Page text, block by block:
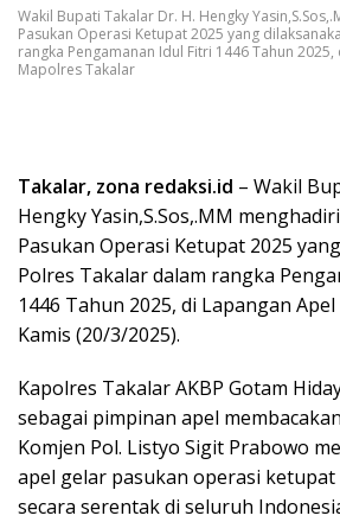
Wakil Bupati Takalar Dr. H. Hengky
Pasukan Operasi Ketupat 2025 yang
rangka Pengamanan Idul Fitri 1446 Tahun
Mapolres Takalar
Takalar, zona redaksi.id – Wakil
Hengky Yasin,S.Sos,.MM
Pasukan Operasi Ketupat 2025
Polres Takalar dalam rangka
1446 Tahun 2025, di Lapangan
Kamis (20/3/2025).
Kapolres Takalar AKBP Gotam
sebagai pimpinan apel
Komjen Pol. Listyo Sigit Prabowo
apel gelar pasukan operasi ketupat
secara serentak di seluruh